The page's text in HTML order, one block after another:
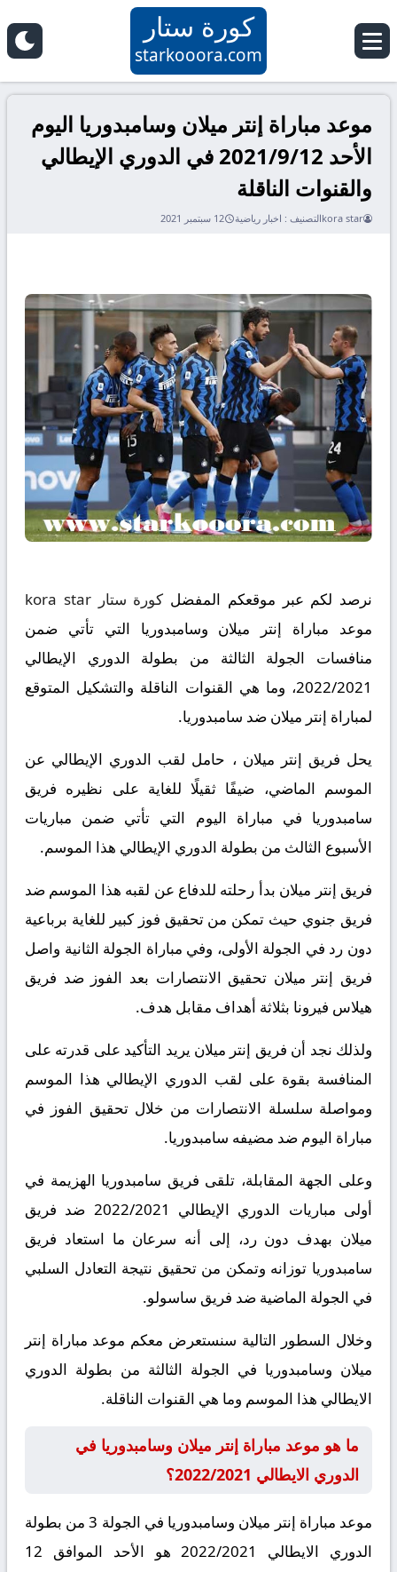
كورة ستار
starkooora.com
موعد مباراة إنتر ميلان وسامبدوريا اليوم
الأحد 2021/9/12 في الدوري الإيطالي
والقنوات الناقلة
kora starالتصنيف : اخبار رياضية 12 سبتمبر 2021
نرصد لكم عبر موقعكم المفضل كورة ستار kora star
موعد مباراة إنتر ميلان وسامبدوريا التي تأتي ضمن
منافسات الجولة الثالثة من بطولة الدوري الإيطالي
2022/2021، وما هي القنوات الناقلة والتشكيل المتوقع
لمباراة إنتر ميلان ضد سامبدوريا.
يحل فريق إنتر ميلان ، حامل لقب الدوري الإيطالي عن
الموسم الماضي، ضيفًا ثقيلًا للغاية على نظيره فريق
سامبدوريا في مباراة اليوم التي تأتي ضمن مباريات
الأسبوع الثالث من بطولة الدوري الإيطالي هذا الموسم.
فريق إنتر ميلان بدأ رحلته للدفاع عن لقبه هذا الموسم ضد
فريق جنوي حيث تمكن من تحقيق فوز كبير للغاية برباعية
دون رد في الجولة الأولى، وفي مباراة الجولة الثانية واصل
فريق إنتر ميلان تحقيق الانتصارات بعد الفوز ضد فريق
هيلاس فيرونا بثلاثة أهداف مقابل هدف.
ولذلك نجد أن فريق إنتر ميلان يريد التأكيد على قدرته على
المنافسة بقوة على لقب الدوري الإيطالي هذا الموسم
ومواصلة سلسلة الانتصارات من خلال تحقيق الفوز في
مباراة اليوم ضد مضيفه سامبدوريا.
وعلى الجهة المقابلة، تلقى فريق سامبدوريا الهزيمة في
أولى مباريات الدوري الإيطالي 2022/2021 ضد فريق
ميلان بهدف دون رد، إلى أنه سرعان ما استعاد فريق
سامبدوريا توزانه وتمكن من تحقيق نتيجة التعادل السلبي
في الجولة الماضية ضد فريق ساسولو.
وخلال السطور التالية سنستعرض معكم موعد مباراة إنتر
ميلان وسامبدوريا في الجولة الثالثة من بطولة الدوري
الايطالي هذا الموسم وما هي القنوات الناقلة.
ما هو موعد مباراة إنتر ميلان وسامبدوريا في
الدوري الايطالي 2022/2021؟
موعد مباراة إنتر ميلان وسامبدوريا في الجولة 3 من بطولة
الدوري الايطالي 2022/2021 هو الأحد الموافق 12